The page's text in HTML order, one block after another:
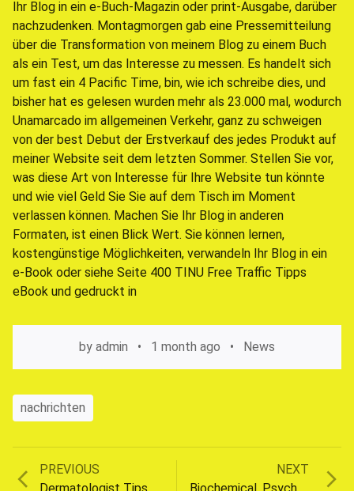
Ihr Blog in ein e-Buch-Magazin oder print-Ausgabe, darüber
nachzudenken. Montagmorgen gab eine Pressemitteilung
über die Transformation von meinem Blog zu einem Buch
als ein Test, um das Interesse zu messen. Es handelt sich
um fast ein 4 Pacific Time, bin, wie ich schreibe dies, und
bisher hat es gelesen wurden mehr als 23.000 mal, wodurch
Unamarcado im allgemeinen Verkehr, ganz zu schweigen
von der best Debut der Erstverkauf des jedes Produkt auf
meiner Website seit dem letzten Sommer. Stellen Sie vor,
was diese Art von Interesse für Ihre Website tun könnte
und wie viel Geld Sie Sie auf dem Tisch im Moment
verlassen können. Machen Sie Ihr Blog in anderen
Formaten, ist einen Blick Wert. Sie können lernen,
kostengünstige Möglichkeiten, verwandeln Ihr Blog in ein
e-Book oder siehe Seite 400 TINU Free Traffic Tipps
eBook und gedruckt in
by admin 1 month ago News
nachrichten
PREVIOUS
Previous
post:
NEXT
post: